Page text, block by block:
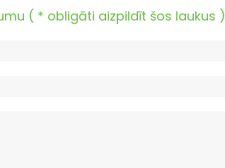
( * obligāti aizpildīt šos laukus )